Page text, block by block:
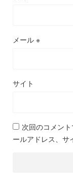
メール ※
サイト
次回のコメン
ールアドレス、サ